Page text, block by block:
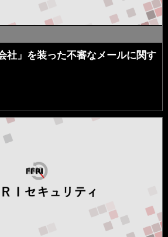
社」を装った不審なメールに関す